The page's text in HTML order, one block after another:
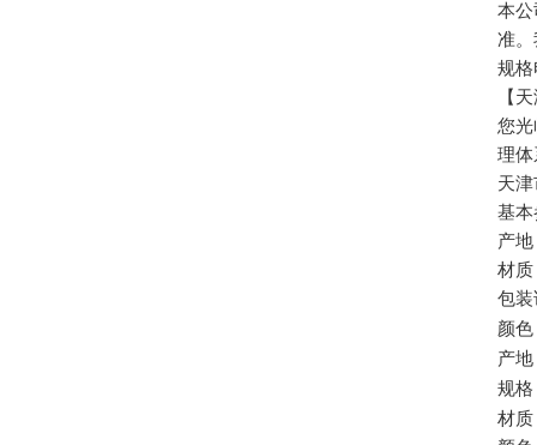
本公
准。
规格
【
您光
理体
天
基本
产
材质
包装
颜色
产地
规格
材质